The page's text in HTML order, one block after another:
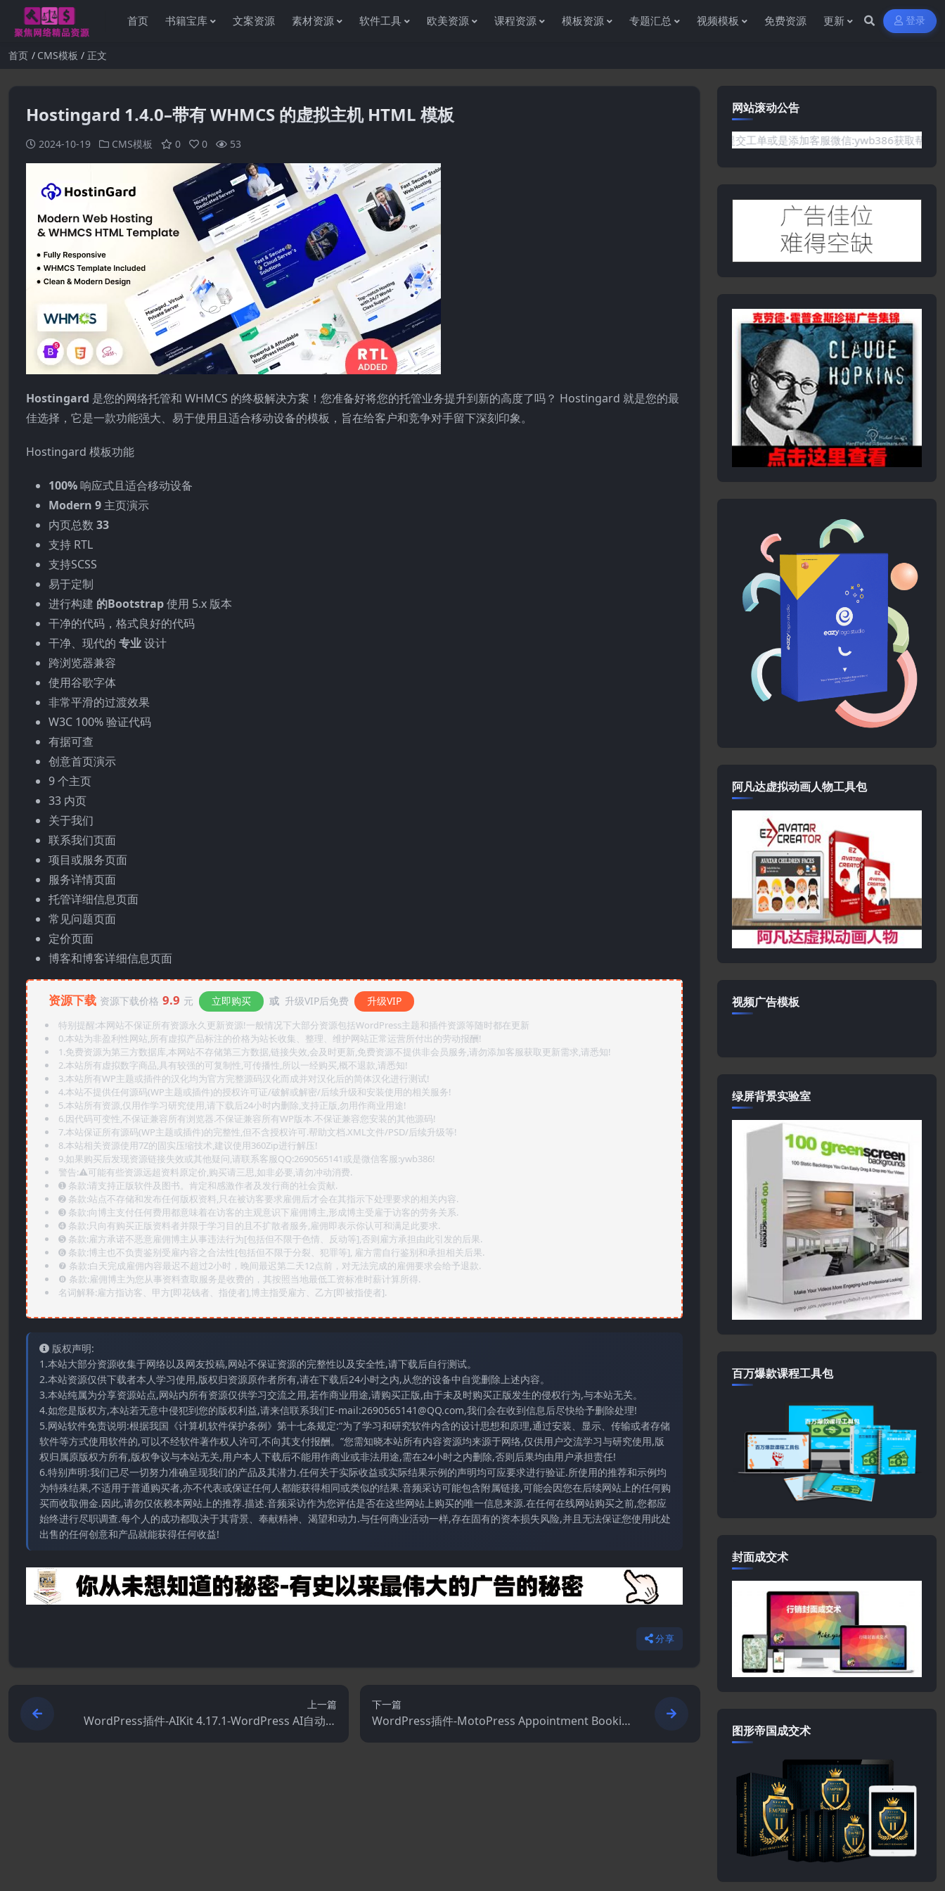
首页 书籍宝库 文案资源 素材资源 软件工具 欧美资源 课程资源 模板资源 专题汇总 视频模板 免费资源 更新 登录
首页 CMS模板 正文
Hostingard 1.4.0–带有 WHMCS 的虚拟主机 HTML 模板
2024-10-19 CMS模板 0 0 53
Hostingard 是您的网络托管和 WHMCS 的终极解决方案！您准备好将您的托管业务提升到新的高度了吗？ Hostingard 就是您的最
佳选择，它是一款功能强大、易于使用且适合移动设备的模板，旨在给客户和竞争对手留下深刻印象。
Hostingard 模板功能
100%响应式且适合移动设备
Modern 9 主页演示
内页总数 33
支持 RTL
支持SCSS
易于定制
进行构建 的Bootstrap使用 5.x 版本
干净的代码，格式良好的代码
干净、现代的 专业设计
跨浏览器兼容
使用谷歌字体
非常平滑的过渡效果
W3C 100% 验证代码
有据可查
创意首页演示
9 个主页
33 内页
关于我们
联系我们页面
项目或服务页面
服务详情页面
托管详细信息页面
常见问题页面
定价页面
博客和博客详细信息页面
资源下载 资源下载价格 9.9 元 立即购买 或 升级VIP后免费 升级VIP
特别提醒:本网站不保证所有资源永久更新资源!一般情况下大部分资源包括WordPress主题和插件资源等随时都在更新
0.本站为非盈利性网站,所有虚拟产品标注的价格为站长收集、整理、维护网站正常运营所付出的劳动报酬!
1.免费资源为第三方数据库,本网站不存储第三方数据,链接失效,会及时更新,免费资源不提供非会员服务,请勿添加客服获取更新需求,请悉知!
2.本站所有虚拟数字商品,具有较强的可复制性,可传播性,所以一经购买,概不退款,请悉知!
3.本站所有WP主题或插件的汉化均为官方完整源码汉化而成并对汉化后的简体汉化进行测试!
4.本站不提供任何源码(WP主题或插件)的授权许可证/破解或解密/后续升级和安装使用的相关服务!
5.本站所有资源,仅用作学习研究使用,请下载后24小时内删除,支持正版,勿用作商业用途!
6.因代码可变性,不保证兼容所有浏览器.不保证兼容所有WP版本.不保证兼容您安装的其他源码!
7.本站保证所有源码(WP主题或插件)的完整性,但不含授权许可.帮助文档.XML文件/PSD/后续升级等!
8.本站相关资源使用7Z的固实压缩技术,建议使用360Zip进行解压!
9.如果购买后发现资源链接失效或其他疑问,请联系客服QQ:2690565141或是微信客服:ywb386!
警告:⚠️可能有些资源远超资料原定价,购买请三思,如非必要,请勿冲动消费.
➊️ 条款:请支持正版软件及图书。肯定和感激作者及发行商的社会贡献.
➋️ 条款:站点不存储和发布任何版权资料,只在被访客要求雇佣后才会在其指示下处理要求的相关内容.
➌️ 条款:向博主支付任何费用都意味着在访客的主观意识下雇佣博主,形成博主受雇于访客的劳务关系.
➍️ 条款:只向有购买正版资料者并限于学习目的且不扩散者服务,雇佣即表示你认可和满足此要求.
➎ 条款:雇方承诺不恶意雇佣博主从事违法行为[包括但不限于色情、反动等],否则雇方承担由此引发的后果.
➏️ 条款:博主也不负责鉴别受雇内容之合法性[包括但不限于分裂、犯罪等], 雇方需自行鉴别和承担相关后果.
❼ 条款:白天完成雇佣内容最迟不超过2小时，晚间最迟第二天12点前，对无法完成的雇佣要求会给予退款.
❽ 条款:雇佣博主为您从事资料查取服务是收费的，其按照当地最低工资标准时薪计算所得.
名词解释:雇方指访客、甲方[即花钱者、指使者],博主指受雇方、乙方[即被指使者].
版权声明:
1.本站大部分资源收集于网络以及网友投稿,网站不保证资源的完整性以及安全性,请下载后自行测试。
2.本站资源仅供下载者本人学习使用,版权归资源原作者所有,请在下载后24小时之内,从您的设备中自觉删除上述内容。
3.本站纯属为分享资源站点,网站内所有资源仅供学习交流之用,若作商业用途,请购买正版,由于未及时购买正版发生的侵权行为,与本站无关。
4.如您是版权方,本站若无意中侵犯到您的版权利益,请来信联系我们E-mail:2690565141@QQ.com,我们会在收到信息后尽快给予删除处理!
5.网站软件免责说明:根据我国《计算机软件保护条例》第十七条规定:“为了学习和研究软件内含的设计思想和原理,通过安装、显示、传输或者存储
软件等方式使用软件的,可以不经软件著作权人许可,不向其支付报酬。”您需知晓本站所有内容资源均来源于网络,仅供用户交流学习与研究使用,版
权归属原版权方所有,版权争议与本站无关,用户本人下载后不能用作商业或非法用途,需在24小时之内删除,否则后果均由用户承担责任!
6.特别声明:我们已尽一切努力准确呈现我们的产品及其潜力.任何关于实际收益或实际结果示例的声明均可应要求进行验证.所使用的推荐和示例均
为特殊结果,不适用于普通购买者,亦不代表或保证任何人都能获得相同或类似的结果.音频采访可能包含附属链接,可能会因您在后续网站上的任何购
买而收取佣金.因此,请勿仅依赖本网站上的推荐.描述.音频采访作为您评估是否在这些网站上购买的唯一信息来源.在任何在线网站购买之前,您都应
始终进行尽职调查.每个人的成功都取决于其背景、奉献精神、渴望和动力.与任何商业活动一样,存在固有的资本损失风险,并且无法保证您使用此处
出售的任何创意和产品就能获得任何收益!
分享
上一篇
WordPress插件-AIKit 4.17.1-WordPress AI自动编
写器.聊天机器人.写作助手和内容重定向器
下一篇
WordPress插件-MotoPress Appointment Bookin
g 2.1.2
网站滚动公告
感谢您访问资源杂货铺获取各种信息资源!如果遇到任何问题或是网站没有你需要的资源,欢迎提交工单或是添加客服微信:ywb386
阿凡达虚拟动画人物工具包
视频广告模板
绿屏背景实验室
百万爆款课程工具包
封面成交术
图形帝国成交术